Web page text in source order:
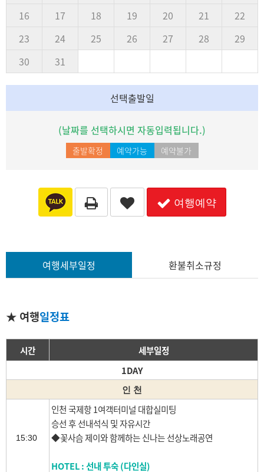
16
17 18 19 20 21
22
23
24 25 26 27 28
29
30
31
선택출발일
(날짜를 선택하시면 자동입력됩니다.)
출발확정 예약가능 예약불가
여행예약
여행세부일정 환불취소규정
★ 여행일정표
시간
세부일정
1DAY
인 천
15:30
인천 국제항 1여객터미널 대합실미팅
승선 후 선내석식 및 자유시간
◆꽃사슴 제이와 함께하는 신나는 선상노래공연
HOTEL : 선내 투숙 (다인실)